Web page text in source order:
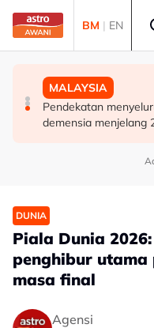
Skip to main content
BM | EN
DUNIA
Kebakaran hutan di
sokongan udara
DUNIA
Jerman naikkan
kepada hampir 12,000
MALAYSIA
Pendekatan
demensia menjelang
DUNIA
Piala Dunia
penghibur utama
masa final
Agensi